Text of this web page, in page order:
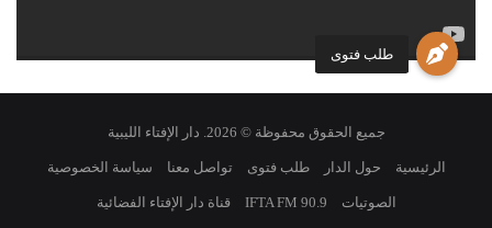
طلب فتوى
جميع الحقوق محفوظة © 2026. دار الإفتاء الليبية
الرئيسية حول الدار طلب فتوى تواصل معنا سياسة الخصوصية
الصوتيات IFTA FM 90.9 قناة دار الإفتاء الفضائية